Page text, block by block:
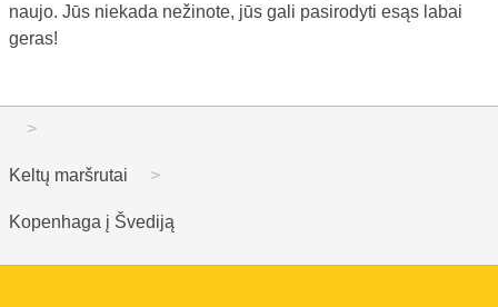
naujo. Jūs niekada nežinote, jūs gali pasirodyti esąs labai
geras!
Keltų maršrutai
Kopenhaga į Švediją